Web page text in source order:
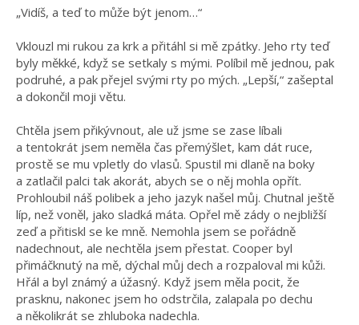
„Vidíš, a teď to může být jenom…“
Vklouzl mi rukou za krk a přitáhl si mě zpátky. Jeho rty teď
byly měkké, když se setkaly s mými. Políbil mě jednou, pak
podruhé, a pak přejel svými rty po mých. „Lepší,“ zašeptal
a dokončil moji větu.
Chtěla jsem přikývnout, ale už jsme se zase líbali
a tentokrát jsem neměla čas přemýšlet, kam dát ruce,
prostě se mu vpletly do vlasů. Spustil mi dlaně na boky
a zatlačil palci tak akorát, abych se o něj mohla opřít.
Prohloubil náš polibek a jeho jazyk našel můj. Chutnal ještě
líp, než voněl, jako sladká máta. Opřel mě zády o nejbližší
zeď a přitiskl se ke mně. Nemohla jsem se pořádně
nadechnout, ale nechtěla jsem přestat. Cooper byl
přimáčknutý na mě, dýchal můj dech a rozpaloval mi kůži.
Hřál a byl známý a úžasný. Když jsem měla pocit, že
prasknu, nakonec jsem ho odstrčila, zalapala po dechu
a několikrát se zhluboka nadechla.